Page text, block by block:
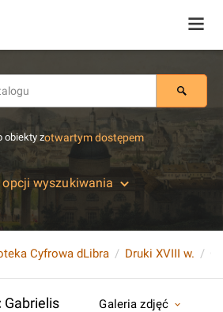
obiekty zotwartym dostępem
opcji wyszukiwania
Cyfrowa dLibra Druki XVIII w.
Gabrielis
Galeria zdjęć